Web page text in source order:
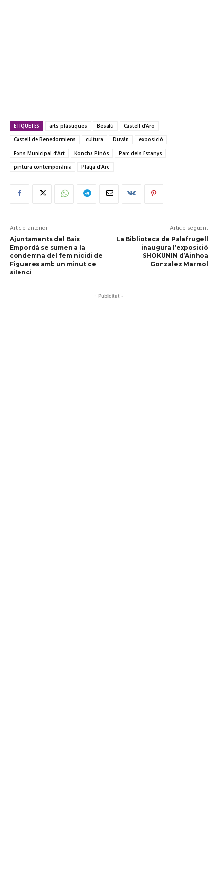
ETIQUETES arts plàstiques Besalú
Castell d'Aro
Castell de Benedormiens
cultura Duván
exposició
Fons Municipal d’Art
Koncha Pinós
Parc dels Estanys
pintura contemporània
Platja d'Aro
Article anterior
Ajuntaments del Baix
Empordà se sumen a la
condemna del feminicidi de
Figueres amb un minut de
silenci
Article següent
La Biblioteca de Palafrugell
inaugura l’exposició
SHOKUNIN d’Ainhoa
Gonzalez Marmol
- Publicitat -